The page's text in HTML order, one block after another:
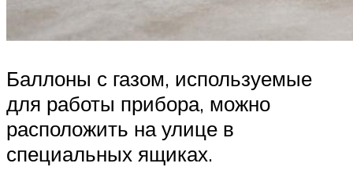
Баллоны с газом, используемые
для работы прибора, можно
расположить на улице в
специальных ящиках.